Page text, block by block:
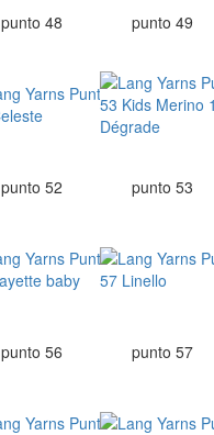
punto 48 punto 49
punto 52 punto 53
punto 56 punto 57